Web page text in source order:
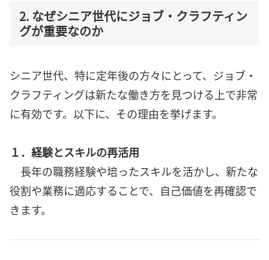
2. なぜシニア世代にジョブ・クラフティン
グが重要なのか
シニア世代、特に定年後の方々にとって、ジョブ・
クラフティングは新たな働き方を見つける上で非常
に有効です。以下に、その理由を挙げます。
１．経験とスキルの再活用
長年の職務経験や培ったスキルを活かし、新たな
役割や業務に適応することで、自己価値を再確認で
きます。